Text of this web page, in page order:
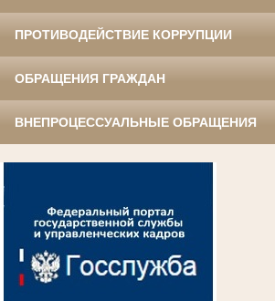
ПРОТИВОДЕЙСТВИЕ КОРРУПЦИИ
ОБРАЩЕНИЯ ГРАЖДАН
ВНЕПРОЦЕССУАЛЬНЫЕ ОБРАЩЕНИЯ